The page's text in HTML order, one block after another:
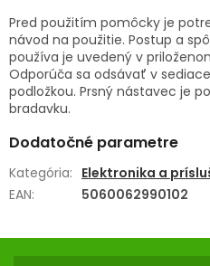
Pred použitím pomôcky je
návod na použitie. Postup a
používa je uvedený v
Odporúča sa odsávať v
podložkou. Prsný nástavec je
bradavku.
Dodatočné parametre
Kategória: Elektronika a
EAN: 5060062990102
Z